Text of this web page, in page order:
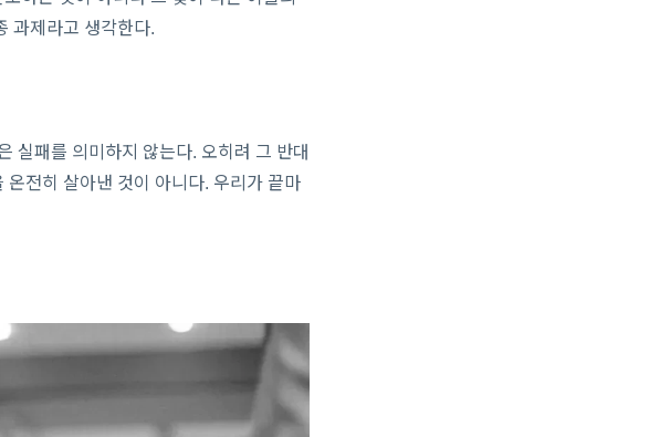
과제라고 생각한다.
실패를 의미하지 않는다. 오히려 그 반대
전히 살아낸 것이 아니다. 우리가 끝마